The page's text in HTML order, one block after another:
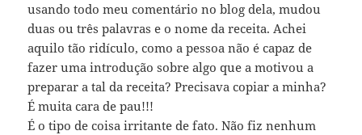
usando todo meu comentário no blog dela, mudou
duas ou três palavras e o nome da receita. Achei
aquilo tão ridículo, como a pessoa não é capaz de
fazer uma introdução sobre algo que a motivou a
preparar a tal da receita? Precisava copiar a minha?
É muita cara de pau!!!
É o tipo de coisa irritante de fato. Não fiz nenhum